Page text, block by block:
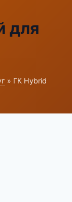
для
» ГК Hybrid